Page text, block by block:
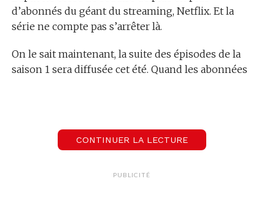
d’abonnés du géant du streaming, Netflix. Et la
série ne compte pas s’arrêter là.
On le sait maintenant, la suite des épisodes de la
saison 1 sera diffusée cet été. Quand les abonnées
gentleman cambrioleur.
CONTINUER LA LECTURE
PUBLICITÉ